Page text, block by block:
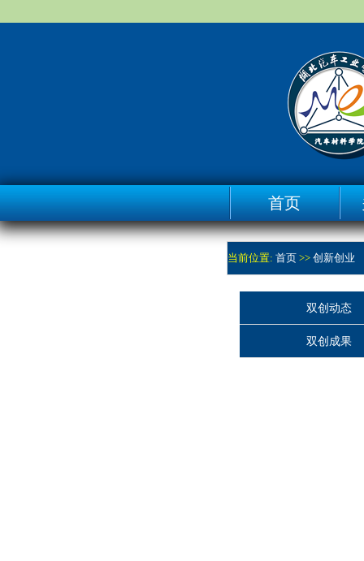
首页
当前位置: 首页 >> 创新创业
双创动态
双创成果